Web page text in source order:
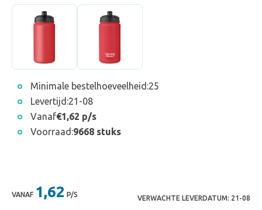
Minimale bestelhoeveelheid:25
Levertijd:21-08
Vanaf€1,62 p/s
Voorraad:9668 stuks
VANAF 1,62 P/S VERWACHTE LEVERDATUM: 21-08